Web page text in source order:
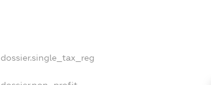
dossier.single_tax_reg